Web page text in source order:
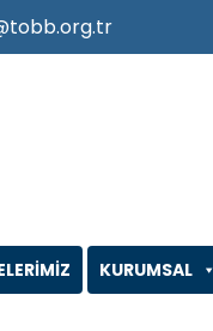
KURUMSAL